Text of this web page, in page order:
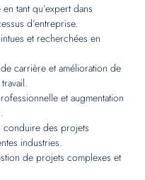
tant qu’expert dans
d’entreprise.
et recherchées en
carrière et amélioration de
et augmentation
conduire des projets
industries.
de projets complexes et